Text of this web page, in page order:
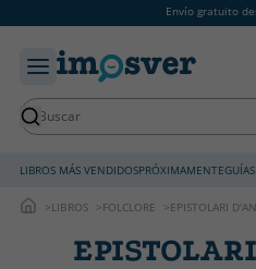
Envío gratuito
LIBROS MÁS VENDIDOSPRÓXIMAMENTE
LIBROS FOLCLORE EPISTOLARI